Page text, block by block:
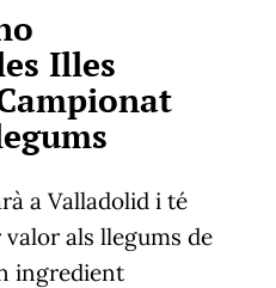
Illes
a Valladolid i té
als llegums de
ingredient